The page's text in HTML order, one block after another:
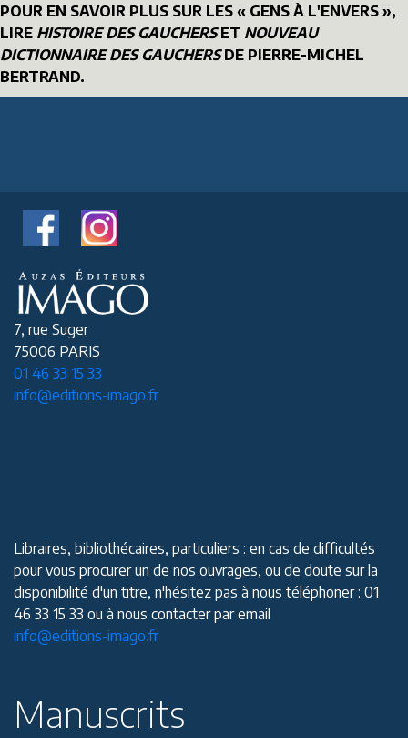
POUR EN SAVOIR PLUS SUR LES « GENS À L'ENVERS »,
LIRE HISTOIRE DES GAUCHERSET NOUVEAU
DICTIONNAIRE DES GAUCHERSDE PIERRE-MICHEL
BERTRAND.
7, rue Suger
75006 PARIS
01 46 33 15 33
info@editions-imago.fr
Libraires, bibliothécaires, particuliers : en cas de difficultés
pour vous procurer un de nos ouvrages, ou de doute sur la
disponibilité d'un titre, n'hésitez pas à nous téléphoner : 01
46 33 15 33 ou à nous contacter par email
info@editions-imago.fr
Manuscrits